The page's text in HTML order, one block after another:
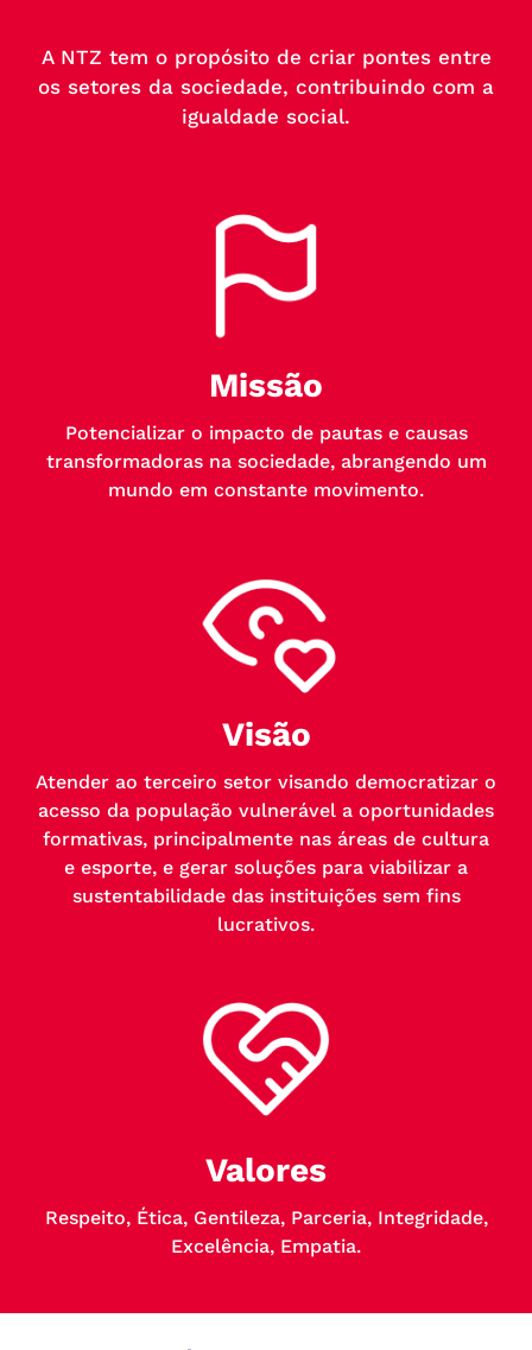
A NTZ tem o propósito de criar pontes entre
os setores da sociedade, contribuindo com a
igualdade social.
Missão
Potencializar o impacto de pautas e causas
transformadoras na sociedade, abrangendo um
mundo em constante movimento.
Visão
Atender ao terceiro setor visando democratizar o
acesso da população vulnerável a oportunidades
formativas, principalmente nas áreas de cultura
e esporte, e gerar soluções para viabilizar a
sustentabilidade das instituições sem fins
lucrativos.
Valores
Respeito, Ética, Gentileza, Parceria, Integridade,
Excelência, Empatia.